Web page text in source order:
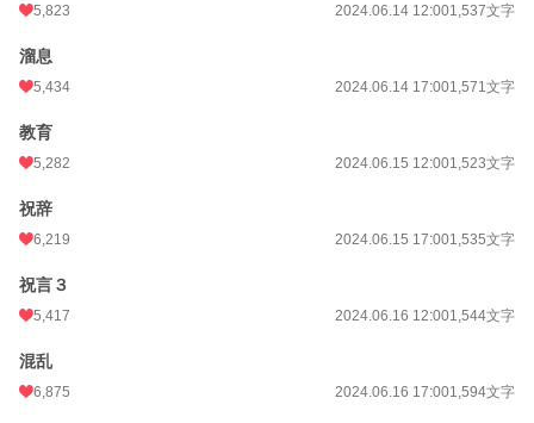
5,823 2024.06.14 12:001,537文字
溜息
5,434 2024.06.14 17:001,571文字
教育
5,282 2024.06.15 12:001,523文字
祝辞
6,219 2024.06.15 17:001,535文字
祝言３
5,417 2024.06.16 12:001,544文字
混乱
6,875 2024.06.16 17:001,594文字